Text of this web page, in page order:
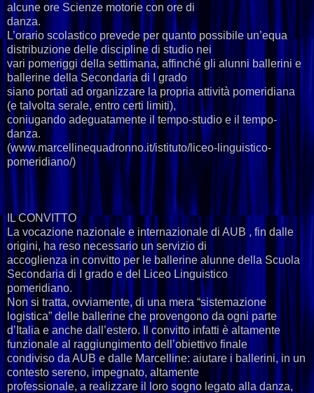
alcune ore Scienze motorie con ore di
danza.
L’orario scolastico prevede per quanto possibile un’equa
distribuzione delle discipline di studio nei
vari pomeriggi della settimana, affinché gli alunni ballerini e
ballerine della Secondaria di I grado
siano portati ad organizzare la propria attività pomeridiana
(e talvolta serale, entro certi limiti),
coniugando adeguatamente il tempo-studio e il tempo-
danza.
(www.marcellinequadronno.it/istituto/liceo-linguistico-
pomeridiano/)
IL CONVITTO
La vocazione nazionale e internazionale di AUB , fin dalle
origini, ha reso necessario un servizio di
accoglienza in convitto per le ballerine alunne della Scuola
Secondaria di I grado e del Liceo Linguistico
pomeridiano.
Non si tratta, ovviamente, di una mera “sistemazione
logistica” delle ballerine che provengono da ogni parte
d’Italia e anche dall’estero. Il convitto infatti è altamente
funzionale al raggiungimento dell’obiettivo finale
condiviso da AUB e dalle Marcelline: aiutare i ballerini, in un
contesto sereno, impegnato, altamente
professionale, a realizzare il loro sogno legato alla danza,